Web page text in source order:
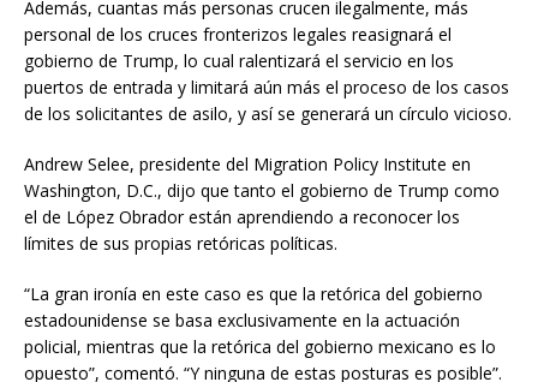
Además, cuantas más personas crucen ilegalmente, más
personal de los cruces fronterizos legales reasignará el
gobierno de Trump, lo cual ralentizará el servicio en los
puertos de entrada y limitará aún más el proceso de los casos
de los solicitantes de asilo, y así se generará un círculo vicioso.
Andrew Selee, presidente del Migration Policy Institute en
Washington, D.C., dijo que tanto el gobierno de Trump como
el de López Obrador están aprendiendo a reconocer los
límites de sus propias retóricas políticas.
“La gran ironía en este caso es que la retórica del gobierno
estadounidense se basa exclusivamente en la actuación
policial, mientras que la retórica del gobierno mexicano es lo
opuesto”, comentó. “Y ninguna de estas posturas es posible”.